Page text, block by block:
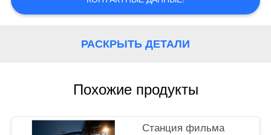
РАСКРЫТЬ ДЕТАЛИ
Похожие продукты
Станция фильма